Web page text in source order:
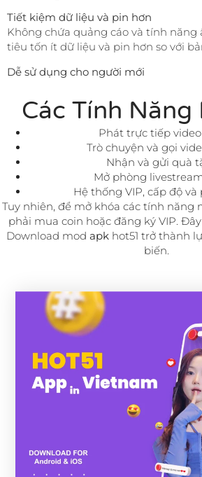
Tiết kiệm dữ liệu và pin hơn
Không chứa quảng cáo và tính năng
tiêu tốn ít dữ liệu và pin hơn so với
Dễ sử dụng cho người mới
Các Tính Năng
Phát trực tiếp
Trò chuyện và gọi
Nhận và gửi quà
Mở phòng
Hệ thống VIP, cấp độ
Tuy nhiên, để mở khóa các tính năng
phải mua coin hoặc đăng ký VIP.
Download mod apk hot51 trở thành
biến.